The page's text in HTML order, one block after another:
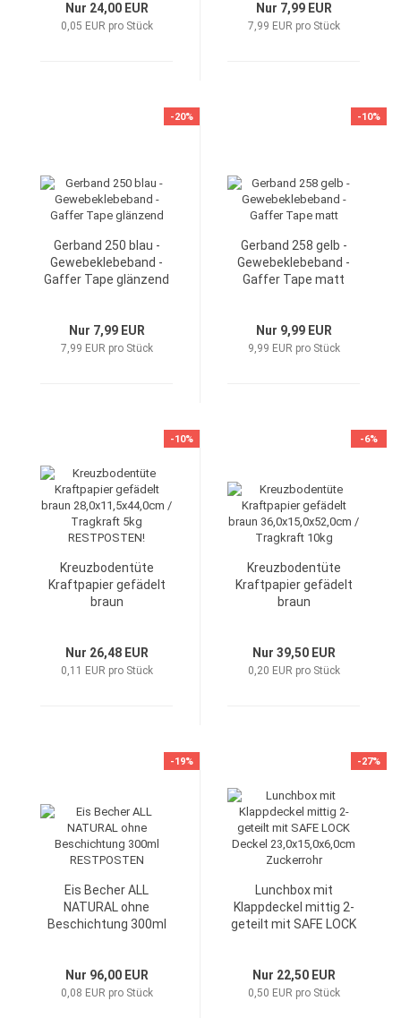
Nur 24,00 EUR
0,05 EUR pro Stück
Nur 7,99 EUR
7,99 EUR pro Stück
-20%
Gerband 250 blau -
Gewebeklebeband -
Gaffer Tape glänzend
Nur 7,99 EUR
7,99 EUR pro Stück
-10%
Gerband 258 gelb -
Gewebeklebeband -
Gaffer Tape matt
Nur 9,99 EUR
9,99 EUR pro Stück
-10%
Kreuzbodentüte
Kraftpapier gefädelt
braun
RESTPOSTEN!
Nur 26,48 EUR
0,11 EUR pro Stück
-6%
Kreuzbodentüte
Kraftpapier gefädelt
braun
Nur 39,50 EUR
0,20 EUR pro Stück
-19%
Eis Becher ALL
NATURAL ohne
Beschichtung 300ml
Nur 96,00 EUR
0,08 EUR pro Stück
-27%
Lunchbox mit
Klappdeckel mittig 2-
geteilt mit SAFE LOCK
Zuckerrohr
Nur 22,50 EUR
0,50 EUR pro Stück